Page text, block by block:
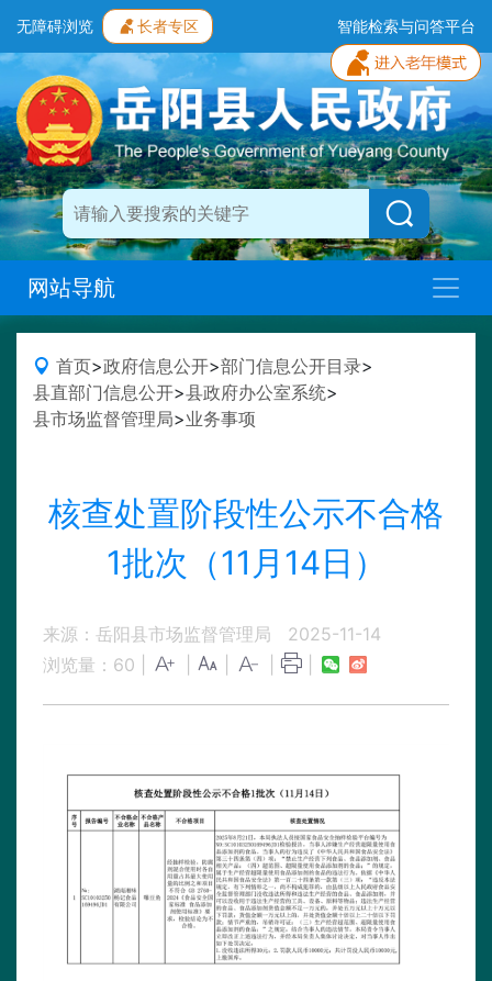
无障碍浏览 长者专区 智能检索与问答平台
网站导航
首页>政府信息公开>部门信息公开目录>
县直部门信息公开>县政府办公室系统>
县市场监督管理局>业务事项
核查处置阶段性公示不合格
1批次（11月14日）
来源：岳阳县市场监督管理局
2025-11-14
浏览量： 60